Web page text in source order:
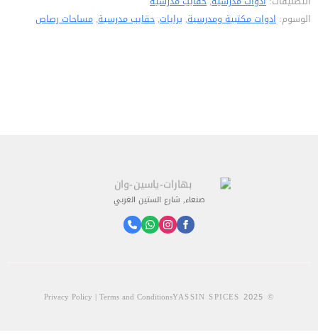
الوسوم: ادوات مكتبية ومدرسية, برايات, حقايب مدرسية, مساحات رصاص
صنعاء, شارع الستين الغربي
© 2025 YASSIN SPICES
Privacy Policy | Terms and Conditions